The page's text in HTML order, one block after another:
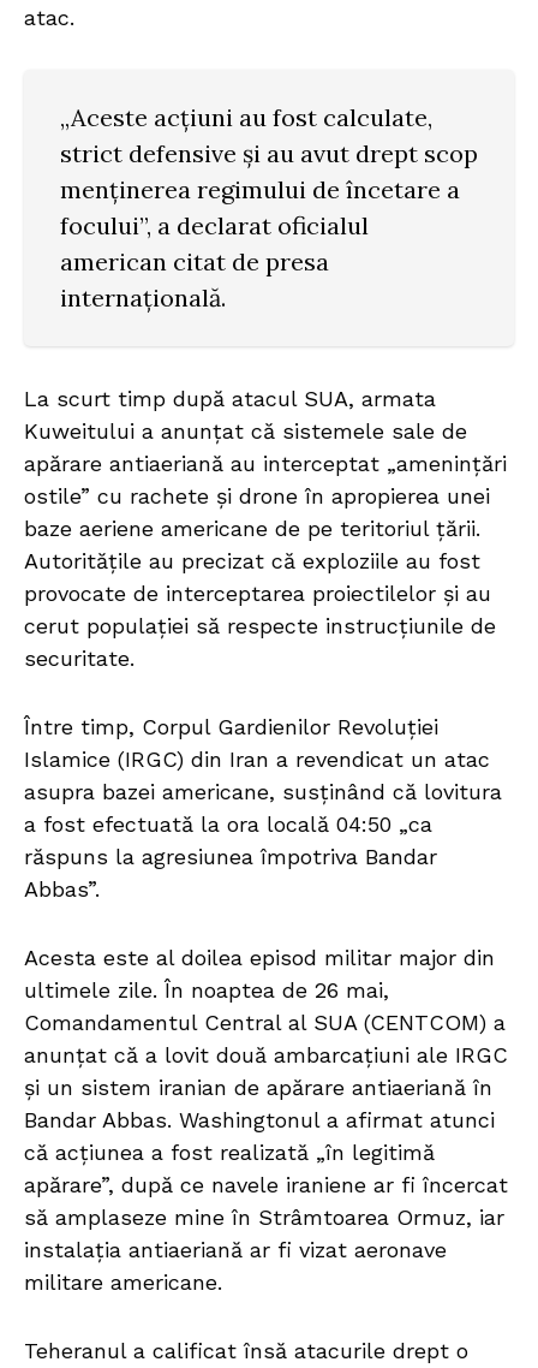
atac.
„Aceste acțiuni au fost calculate,
strict defensive și au avut drept scop
menținerea regimului de încetare a
focului”, a declarat oficialul
american citat de presa
internațională.
La scurt timp după atacul SUA, armata
Kuweitului a anunțat că sistemele sale de
apărare antiaeriană au interceptat „amenințări
ostile” cu rachete și drone în apropierea unei
baze aeriene americane de pe teritoriul țării.
Autoritățile au precizat că exploziile au fost
provocate de interceptarea proiectilelor și au
cerut populației să respecte instrucțiunile de
securitate.
Între timp, Corpul Gardienilor Revoluției
Islamice (IRGC) din Iran a revendicat un atac
asupra bazei americane, susținând că lovitura
a fost efectuată la ora locală 04:50 „ca
răspuns la agresiunea împotriva Bandar
Abbas”.
Acesta este al doilea episod militar major din
ultimele zile. În noaptea de 26 mai,
Comandamentul Central al SUA (CENTCOM) a
anunțat că a lovit două ambarcațiuni ale IRGC
și un sistem iranian de apărare antiaeriană în
Bandar Abbas. Washingtonul a afirmat atunci
că acțiunea a fost realizată „în legitimă
apărare”, după ce navele iraniene ar fi încercat
să amplaseze mine în Strâmtoarea Ormuz, iar
instalația antiaeriană ar fi vizat aeronave
militare americane.
Teheranul a calificat însă atacurile drept o